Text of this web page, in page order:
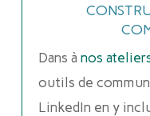
Dans à nos
outils de
LinkedIn en y